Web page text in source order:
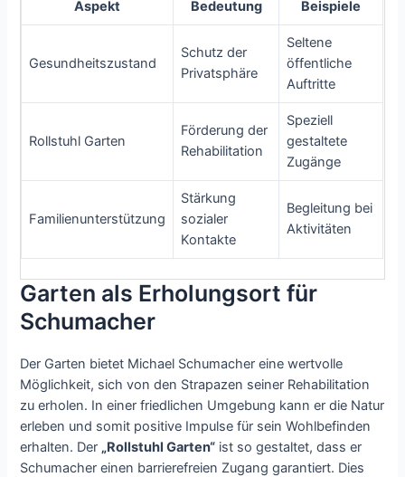
Aspekt Bedeutung Beispiele
Gesundheitszustand
Schutz der
Privatsphäre
Seltene
öffentliche
Auftritte
Rollstuhl Garten
Förderung der
Rehabilitation
Speziell
gestaltete
Zugänge
Familienunterstützung
Stärkung
sozialer
Kontakte
Begleitung bei
Aktivitäten
Garten als Erholungsort für
Schumacher
Der Garten bietet Michael Schumacher eine wertvolle
Möglichkeit, sich von den Strapazen seiner Rehabilitation
zu erholen. In einer friedlichen Umgebung kann er die Natur
erleben und somit positive Impulse für sein Wohlbefinden
erhalten. Der „Rollstuhl Garten“ ist so gestaltet, dass er
Schumacher einen barrierefreien Zugang garantiert. Dies